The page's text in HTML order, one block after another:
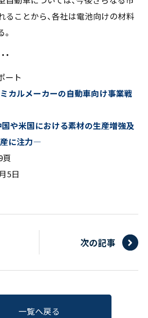
ることから、各社は電池向けの材料
・
ート
カルメーカーの自動車向け事業戦
や米国における素材の生産増強及
に注力―
頁
5日
次の記事
一覧へ戻る